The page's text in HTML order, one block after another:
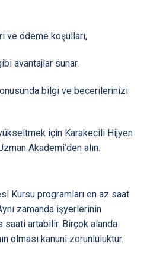
ve ödeme koşulları,
avantajlar sunar.
bilgi ve becerilerinizi
için Karakecili Hijyen
Akademi’den alın.
Kursu programları en az saat
zamanda işyerlerinin
artabilir. Birçok alanda
olması kanuni zorunluluktur.